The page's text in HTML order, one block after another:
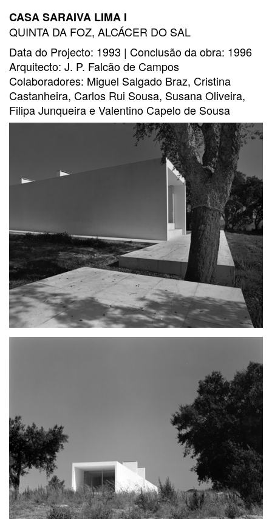
CASA SARAIVA LIMA I
QUINTA DA FOZ, ALCÁCER DO SAL
Data do Projecto: 1993 | Conclusão da obra: 1996
Arquitecto: J. P. Falcão de Campos
Colaboradores: Miguel Salgado Braz, Cristina
Castanheira, Carlos Rui Sousa, Susana Oliveira,
Filipa Junqueira e Valentino Capelo de Sousa